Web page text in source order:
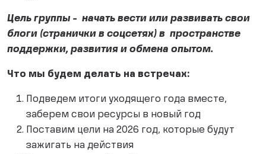
Цель группы - начать вести или развивать свои
блоги (странички в соцсетях) в пространстве
поддержки, развития и обмена опытом.
Что мы будем делать на встречах:
Подведем итоги уходящего года вместе,
заберем свои ресурсы в новый год
Поставим цели на 2026 год, которые будут
зажигать на действия